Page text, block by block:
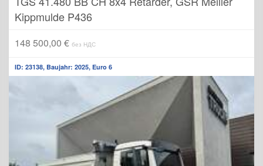
Kippmulde P436
148 500,00 € без НДС
ID: 23138, Baujahr: 2025, Euro 6